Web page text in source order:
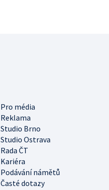
Pro média
Reklama
Studio Brno
Studio Ostrava
Rada ČT
Kariéra
Podávání námětů
Časté dotazy